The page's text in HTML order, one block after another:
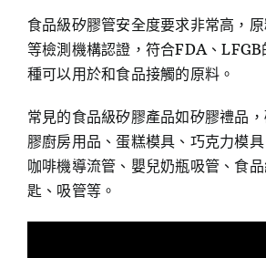
食品級矽膠管安全度要求非常高，
等檢測機構認證，符合FDA、
種可以用於和食品接觸的原料。
常見的食品級矽膠產品如矽膠禮品
膠廚房用品、蛋糕模具、巧克力模具
咖啡機導流管、嬰兒奶瓶吸管、食
匙、吸管等。